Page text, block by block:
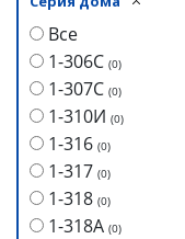
Все
1-306С (0)
1-307С (0)
1-310И (0)
1-316 (0)
1-317 (0)
1-318 (0)
1-318А (0)